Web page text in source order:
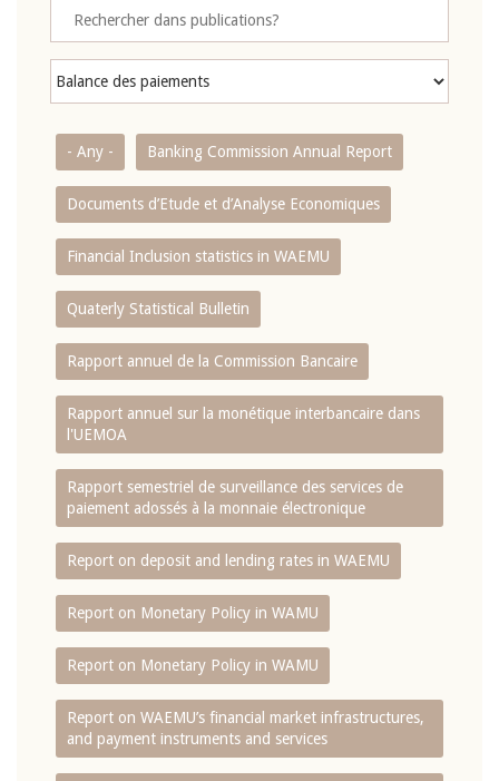
- Any - Banking Commission Annual Report
Documents d’Etude et d’Analyse Economiques
Financial Inclusion statistics in WAEMU
Quaterly Statistical Bulletin
Rapport annuel de la Commission Bancaire
Rapport annuel sur la monétique interbancaire dans
l'UEMOA
Rapport semestriel de surveillance des services de
paiement adossés à la monnaie électronique
Report on deposit and lending rates in WAEMU
Report on Monetary Policy in WAMU
Report on Monetary Policy in WAMU
Report on WAEMU’s financial market infrastructures,
and payment instruments and services